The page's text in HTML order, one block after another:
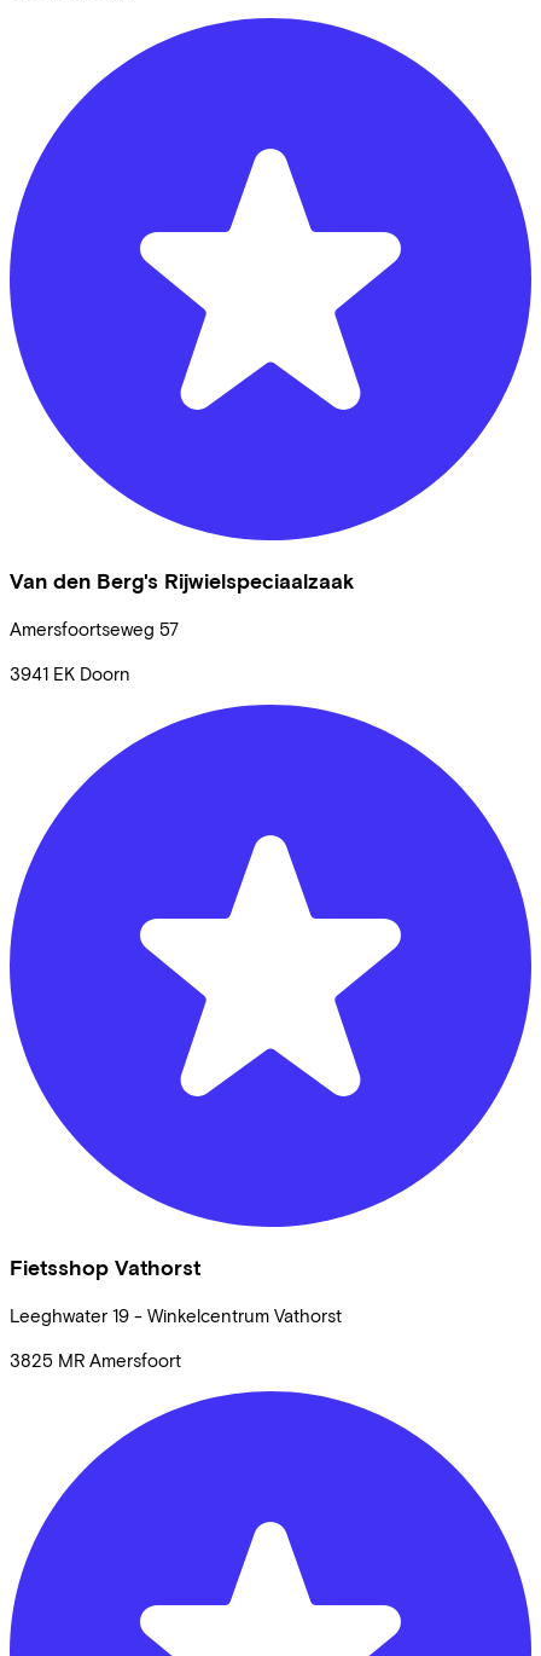
Van den Berg's Rijwielspeciaalzaak
Amersfoortseweg 57
3941 EK Doorn
Fietsshop Vathorst
Leeghwater 19 - Winkelcentrum Vathorst
3825 MR Amersfoort